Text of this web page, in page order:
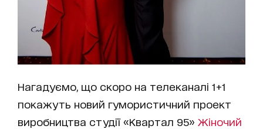
Нагадуємо, що скоро на телеканалі 1+1
покажуть новий гумористичний проект
виробництва студії «Квартал 95» Жіночий